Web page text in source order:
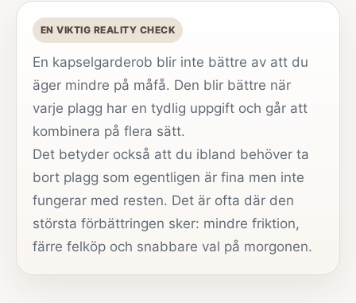
EN VIKTIG REALITY CHECK
En kapselgarderob blir inte bättre av att du
äger mindre på måfå. Den blir bättre när
varje plagg har en tydlig uppgift och går att
kombinera på flera sätt.
Det betyder också att du ibland behöver ta
bort plagg som egentligen är fina men inte
fungerar med resten. Det är ofta där den
största förbättringen sker: mindre friktion,
färre felköp och snabbare val på morgonen.